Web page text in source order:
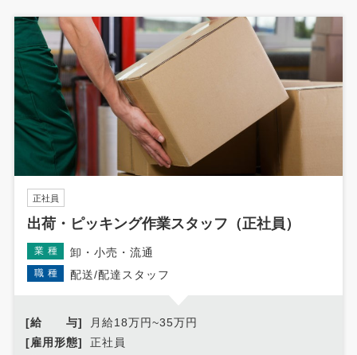
正社員
出荷・ピッキング作業スタッフ（正社員）
業種 卸・小売・流通
職種 配送/配達スタッフ
[給 与]
月給18万円~35万円
[雇用形態]
正社員